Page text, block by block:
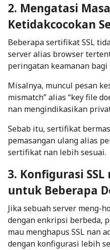
2. Mengatasi
Ketidakcocokan
Beberapa sertifikat SSL
server alias browser
peringatan keamanan bagi
Misalnya, muncul pesan
mismatch”alias “key file
nan mengindikasikan
Sebab itu, sertifikat
pemasangan ulang alias
sertifikat nan lebih sesuai.
3. Konfigurasi
untuk Beberapa
Jika sebuah server meng-
dengan enkripsi berbeda,
mau menghapus SSL nan
dengan konfigurasi lebih